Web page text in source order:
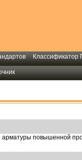
Классификатор
повышенной